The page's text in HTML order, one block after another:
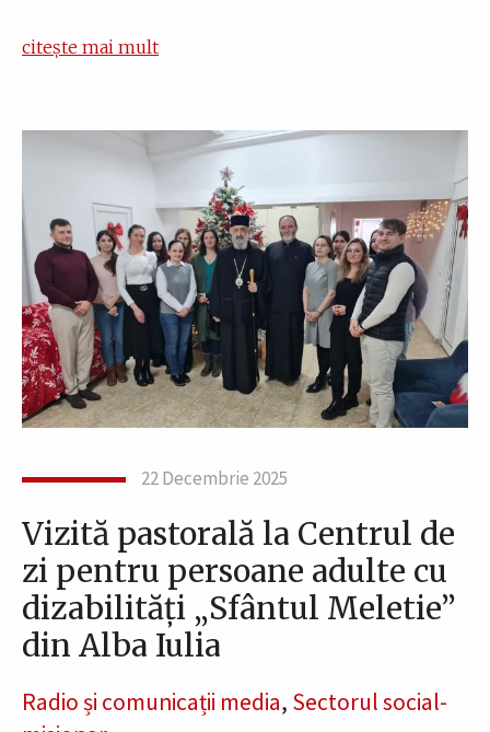
citește mai mult
22 Decembrie 2025
Vizită pastorală la Centrul de
zi pentru persoane adulte cu
dizabilități „Sfântul Meletie”
din Alba Iulia
Radio și comunicații media, Sectorul social-